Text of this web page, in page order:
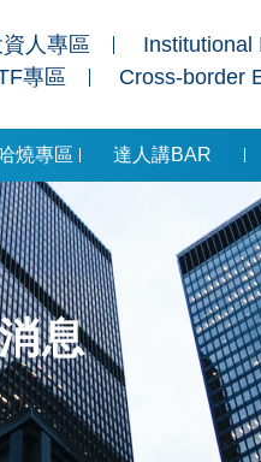
人專區 Institutional
專區
Cross-border
燒專區 達人講BAR
息